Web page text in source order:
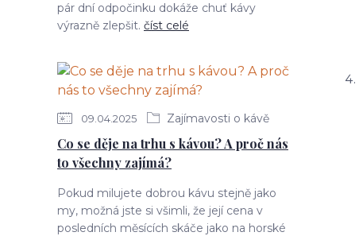
pár dní odpočinku dokáže chuť kávy
výrazně zlepšit. číst celé
09.04.2025 Zajímavosti o kávě
Co se děje na trhu s kávou? A proč nás
to všechny zajímá?
Pokud milujete dobrou kávu stejně jako
my, možná jste si všimli, že její cena v
posledních měsících skáče jako na horské